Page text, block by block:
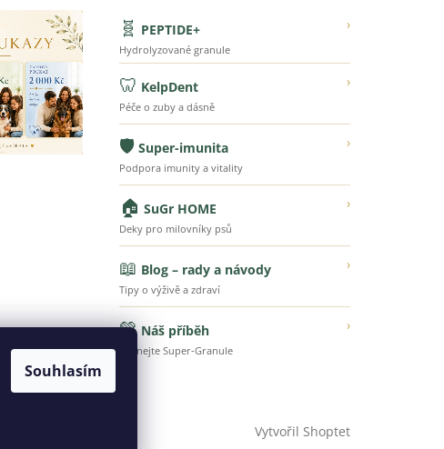
Souhlasím
🧬 PEPTIDE+ ›
Hydrolyzované granule
🦷 KelpDent ›
Péče o zuby a dásně
🛡️ Super-imunita ›
Podpora imunity a vitality
🏠 SuGr HOME ›
Deky pro milovníky psů
📖 Blog – rady a návody ›
Tipy o výživě a zdraví
💚 Náš příběh ›
Poznejte Super-Granule
Vytvořil Shoptet